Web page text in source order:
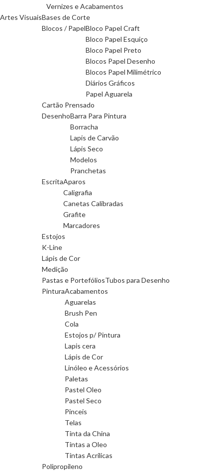
Vernizes e Acabamentos
Artes VisuaisBases de Corte
Blocos / PapelBloco Papel Craft
Bloco Papel Esquiço
Bloco Papel Preto
Blocos Papel Desenho
Blocos Papel Milimétrico
Diários Gráficos
Papel Aguarela
Cartão Prensado
DesenhoBarra Para Pintura
Borracha
Lapis de Carvão
Lápis Seco
Modelos
Pranchetas
EscritaAparos
Caligrafia
Canetas Calibradas
Grafite
Marcadores
Estojos
K-Line
Lápis de Cor
Medição
Pastas e PortefóliosTubos para Desenho
PinturaAcabamentos
Aguarelas
Brush Pen
Cola
Estojos p/ Pintura
Lapis cera
Lápis de Cor
Linóleo e Acessórios
Paletas
Pastel Oleo
Pastel Seco
Pinceis
Telas
Tinta da China
Tintas a Oleo
Tintas Acrilicas
Polipropileno